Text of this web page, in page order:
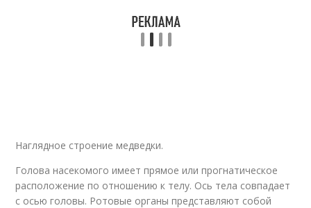
Наглядное строение медведки.
Голова насекомого имеет прямое или прогнатическое
расположение по отношению к телу. Ось тела совпадает
с осью головы. Ротовые органы представляют собой